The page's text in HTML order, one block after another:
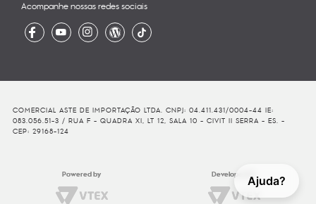
Ajuda?
Acompanhe nossas redes sociais
COMERCIAL ASTE DE IMPORTAÇÃO LTDA. CNPJ: 04.411.431/0004-44 IE:
083.056.51-3 / RUA F - QUADRA XI, LT 12, SALA 10 - CIVIT II SERRA - ES. -
CEP: 29168-124
Powered by Developed By